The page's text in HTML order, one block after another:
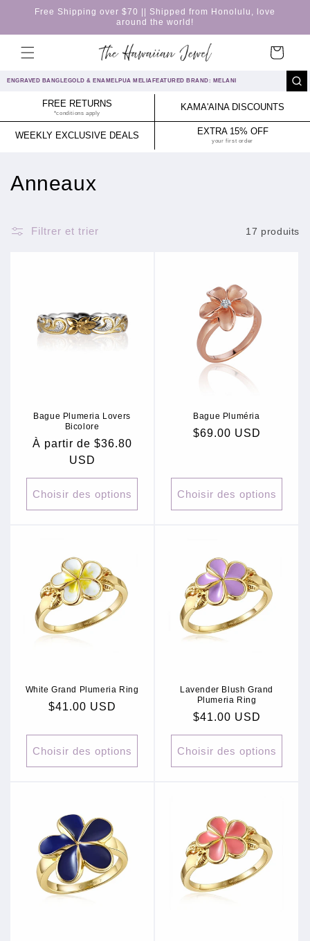
passer
Free Shipping over $70 || Shipped from Honolulu, love
around the world!
Panier
ENGRAVED BANGLEGOLD & ENAMEL PUA MELIA FEATURED BRAND: MELANI
FREE RETURNS
*conditions apply
KAMA'AINA DISCOUNTS
WEEKLY EXCLUSIVE DEALS EXTRA 15% OFF
your first order
C
l
Anneaux
Filtrer et trier 17 produits
Bague Plumeria Lovers
Bicolore
Prix
À partir de $36.80
USD
Choisir des options
Bague Pluméria
Prix
$69.00 USD
Choisir des options
White Grand Plumeria Ring
Prix
$41.00 USD
Choisir des options
Lavender Blush Grand
Plumeria Ring
Prix
habituel
$41.00 USD
Choisir des options